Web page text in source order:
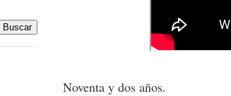
Noventa y dos años.